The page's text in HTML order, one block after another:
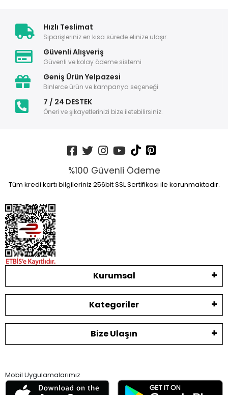
Hızlı Teslimat
Siparişleriniz en kısa sürede elinize ulaşır.
Güvenli Alışveriş
Güvenli ve kolay ödeme sistemi
Geniş Ürün Yelpazesi
Binlerce ürün ve kampanya seçeneği
7 / 24 DESTEK
Öneri ve şikayetlerinizi bize iletebilirsiniz.
%100 Güvenli Ödeme
Tüm kredi kartı bilgileriniz 256bit SSL Sertifikası ile korunmaktadır.
Kurumsal
Kategoriler
Bize Ulaşın
Mobil Uygulamalarımız